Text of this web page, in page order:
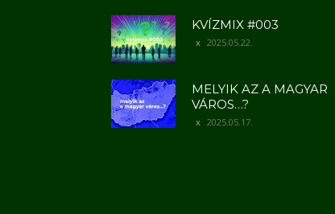
KVÍZMIX #003
2025.05.22.
MELYIK AZ A MAGYAR
VÁROS…?
2025.05.17.